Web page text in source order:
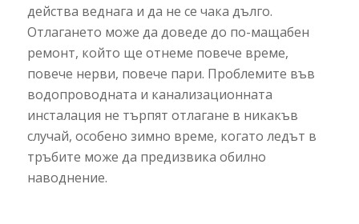
действа веднага и да не се чака дълго.
Отлагането може да доведе до по-мащабен
ремонт, който ще отнеме повече време,
повече нерви, повече пари. Проблемите във
водопроводната и канализационната
инсталация не търпят отлагане в никакъв
случай, особено зимно време, когато ледът в
тръбите може да предизвика обилно
наводнение.